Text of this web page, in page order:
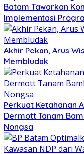
Batam Tawarkan
Implementasi
Akhir Pekan, Arus
Membludak
Perkuat Ketahanan
Dermott Tanam
Nongsa